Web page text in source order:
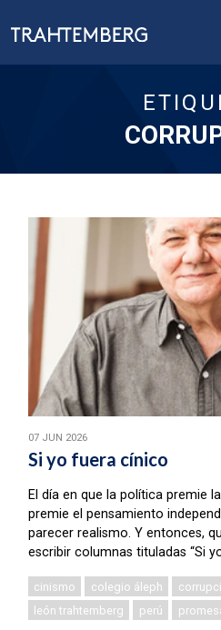
07 JUN 2026
Si yo fuera cínico
El día en que la política premie
premie el pensamiento
parecer realismo. Y entonces,
escribir columnas tituladas “Si
cinismo colegio áleph
león trahtemberg
perú